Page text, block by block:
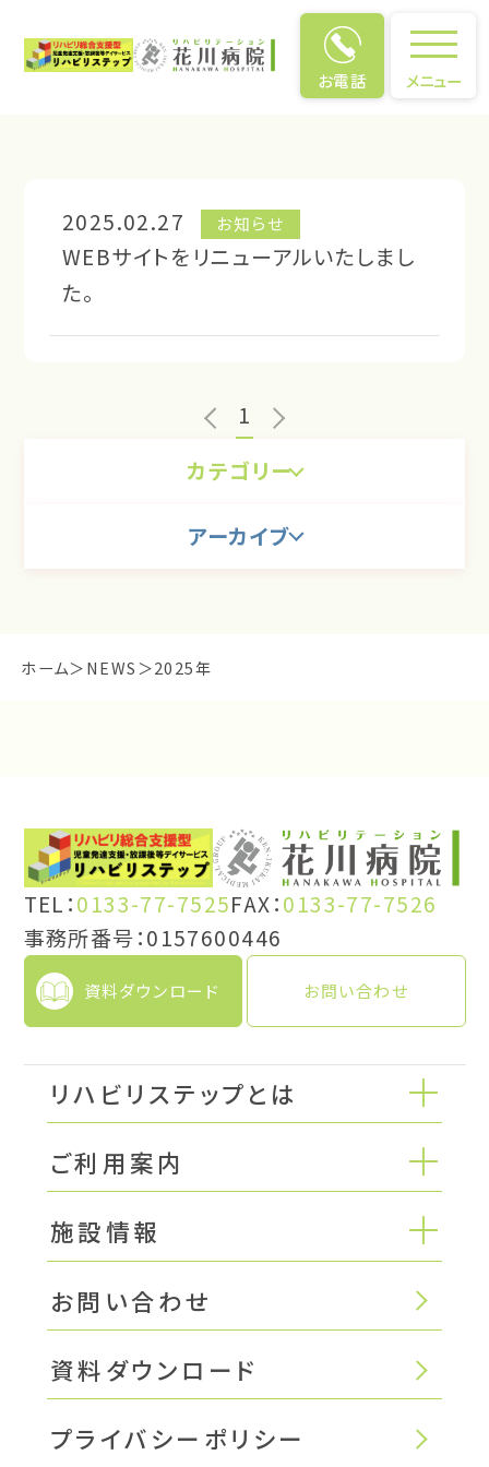
お電話 メニュー
ホーム NEWS 2025年
カテゴリー
アーカイブ
2025.02.27
お知らせ
WEBサイトをリニューアルいたしまし
た。
1
TEL：0133-77-7525FAX：0133-77-7526
事務所番号：0157600446
資料ダウンロード お問い合わせ
リハビリステップとは
ご利用案内
施設情報
お問い合わせ
資料ダウンロード
プライバシーポリシー